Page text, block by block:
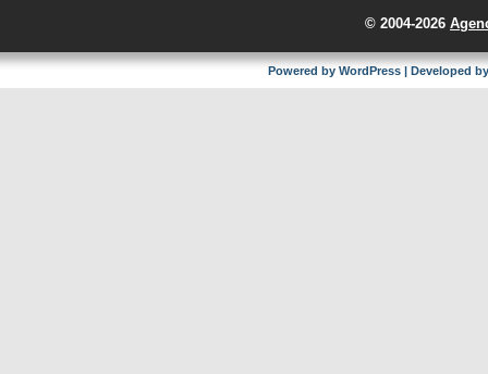
© 2004-2026
Powered by WordPress| Developed